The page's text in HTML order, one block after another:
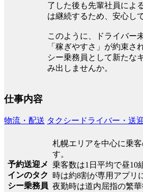
了した後も先輩社員によ
は継続するため、安心し
このように、ドライバー
「稼ぎやすさ」が約束さ
シー乗務員として新たな
み出しませんか。
仕事内容
物流・配送 タクシードライバー・送
予約送迎メ
インのタク
シー乗務員
札幌エリアを中心に乗
す。
乗客数は1日平均で昼10
時は約8割が専用アプリ
夜勤時は道内屈指の繁